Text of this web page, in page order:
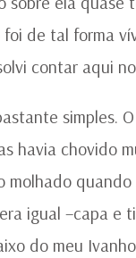
foi de tal forma
contar aqui
simples.
havia chovido
molhado
igual –capa e
do meu